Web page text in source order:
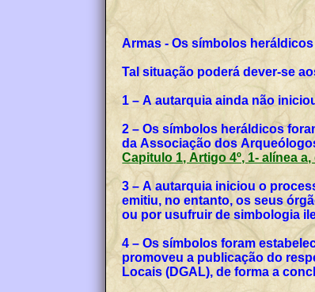
Armas - Os símbolos
Tal situação poderá dever-se
1 – A autarquia ainda não
2 – Os símbolos heráldicos
da Associação dos
Capitulo 1, Artigo 4º, 1- alínea
3 – A autarquia iniciou o
emitiu, no entanto, os seus
ou por usufruir de simbologia
4 – Os símbolos foram
promoveu a publicação do
Locais (DGAL), de forma a